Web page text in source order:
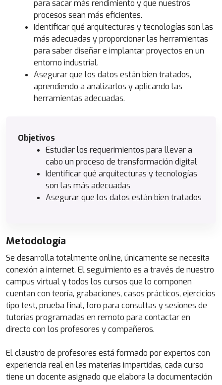
para sacar más rendimiento y que nuestros
procesos sean más eficientes.
Identificar qué arquitecturas y tecnologías son las
más adecuadas y proporcionar las herramientas
para saber diseñar e implantar proyectos en un
entorno industrial.
Asegurar que los datos están bien tratados,
aprendiendo a analizarlos y aplicando las
herramientas adecuadas.
Objetivos
Estudiar los requerimientos para llevar a
cabo un proceso de transformación digital
Identificar qué arquitecturas y tecnologías
son las más adecuadas
Asegurar que los datos están bien tratados
Metodología
Se desarrolla totalmente online, únicamente se necesita
conexión a internet. El seguimiento es a través de nuestro
campus virtual y todos los cursos que lo componen
cuentan con teoría, grabaciones, casos prácticos, ejercicios
tipo test, prueba final, foro para consultas y sesiones de
tutorías programadas en remoto para contactar en
directo con los profesores y compañeros.
El claustro de profesores está formado por expertos con
experiencia real en las materias impartidas, cada curso
tiene un docente asignado que elabora la documentación